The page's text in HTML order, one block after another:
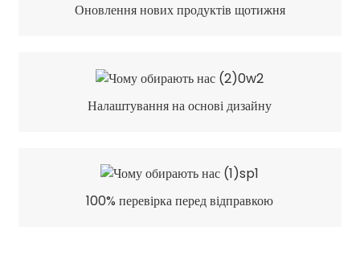
Оновлення нових продуктів щотижня
Налаштування на основі дизайну
100% перевірка перед відправкою